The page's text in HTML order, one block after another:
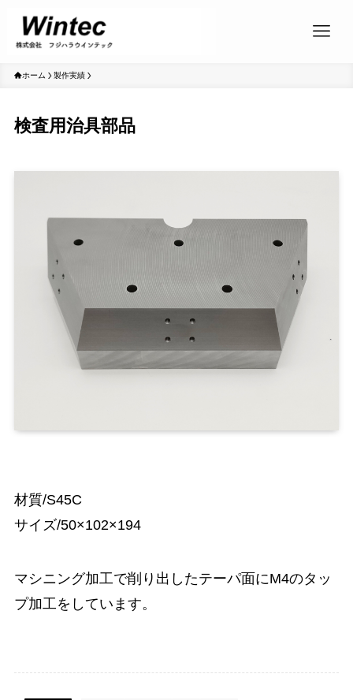
ホーム 製作実績
検査用治具部品
材質/S45C
サイズ/50×102×194
マシニング加工で削り出したテーパ面にM4のタッ
プ加工をしています。